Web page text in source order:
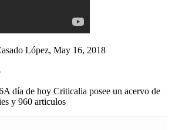
López, May 16, 2018
A día de hoy Criticalia posee un acervo de
y 960 articulos